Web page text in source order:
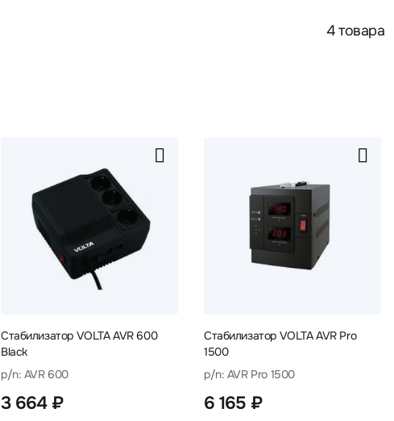
4 товара
Стабилизатор VOLTA AVR 600
Black
p/n: AVR 600
3 664 ₽
Стабилизатор VOLTA AVR Pro
1500
p/n: AVR Pro 1500
6 165 ₽